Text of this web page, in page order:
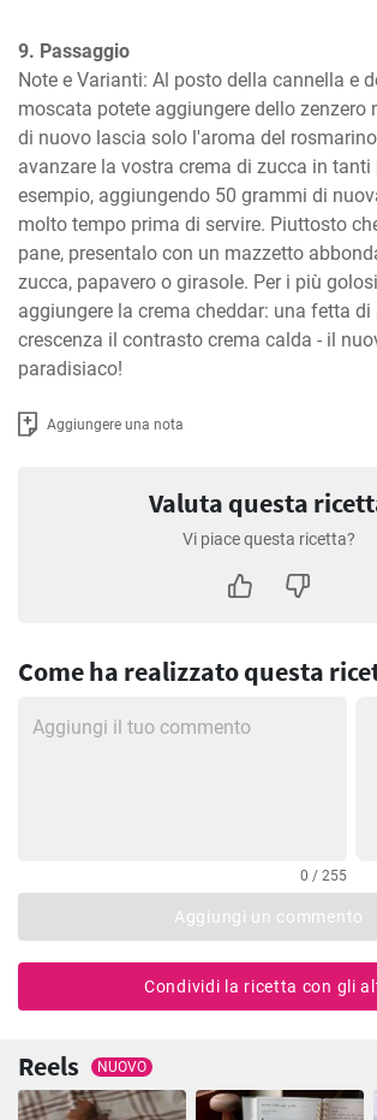
9. Passaggio
Note e Varianti: Al posto della cannella e
moscata potete aggiungere dello zenzero
di nuovo lascia solo l'aroma del
avanzare la vostra crema di zucca in tanti
esempio, aggiungendo 50 grammi di
molto tempo prima di servire. Piuttosto
pane, presentalo con un mazzetto
zucca, papavero o girasole. Per i più
aggiungere la crema cheddar: una fetta
crescenza il contrasto crema calda - il
paradisiaco!
Aggiungere una nota
Valuta questa
Vi piace questa ricetta?
Come ha realizzato questa
0 / 255
Aggiungi un commento
Condividi la ricetta con gli
Reels NUOVO